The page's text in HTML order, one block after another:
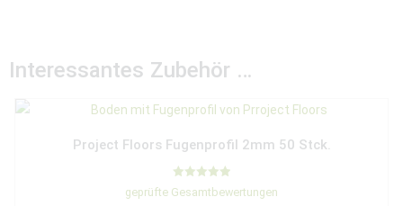
Interessantes Zubehör …
Project Floors Fugenprofil 2mm 50 Stck.
Bewertet mit
5.00
geprüfte Gesamtbewertungen